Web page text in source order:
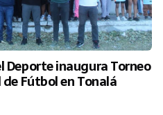
inaugura Torneo
Fútbol en Tonalá